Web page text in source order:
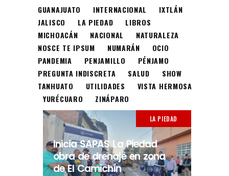
GUANAJUATO
INTERNACIONAL
IXTLÁN
JALISCO
LA PIEDAD
LIBROS
MICHOACÁN
NACIONAL
NATURALEZA
NOSCE TE IPSUM
NUMARÁN
OCIO
PANDEMIA
PENJAMILLO
PÉNJAMO
PREGUNTA INDISCRETA
SALUD
SHOW
TANHUATO
UTILIDADES
VISTA HERMOSA
YURÉCUARO
ZINÁPARO
LA PIEDAD
Inicia SAPAS La Piedad
obra de drenaje en zona
de El Camichín